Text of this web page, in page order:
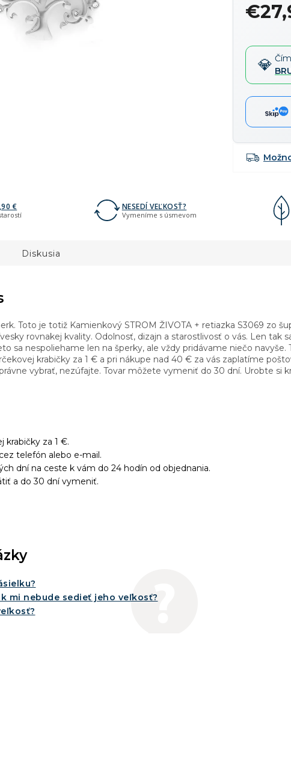
36 €
€ NESEDÍ VEĽKOSŤ?
Vymeníme s úsmevom
Diskusia
Toto je totiž Kamienkový STROM ŽIVOTA + retiazka S3069 zo
rovnakej kvality. Odolnosť, dizajn a starostlivosť o vás. Len tak
sa nespoliehame len na šperky, ale vždy pridávame niečo navyše.
krabičky za 1 € a pri nákupe nad 40 € za vás zaplatíme
vybrať, nezúfajte. Tovar môžete vymeniť do 30 dní. Urobte si
krabičky za 1 €.
telefón alebo e-mail.
dní na ceste k vám do 24 hodín od objednania.
a do 30 dní vymeniť.
mi nebude sedieť jeho veľkosť?